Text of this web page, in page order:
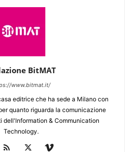
BitMAT
www.bitmat.it/
editrice che ha sede a Milano con
quanto riguarda la comunicazione
dell'lnformation & Communication
Technology.